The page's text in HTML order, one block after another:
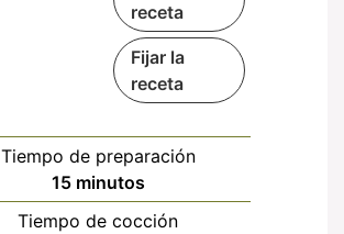
receta
Fijar la
receta
Tiempo de preparación
15minutos
minutos
Tiempo de cocción